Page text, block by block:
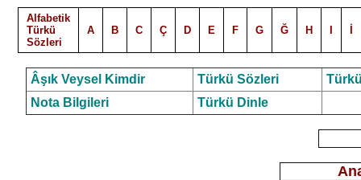
Alfabetik
Türkü
Sözleri
A B C Ç D E F G Ğ H
Âşık Veysel Kimdir Türkü Sözleri
Nota Bilgileri
Türkü Dinle